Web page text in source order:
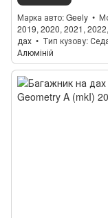
Марка авто Geely
2019, 2020, 2021,
дах
Тип кузову
Алюміній